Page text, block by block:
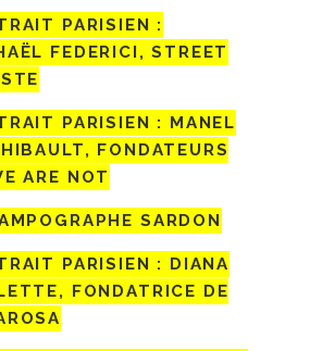
PARISIEN :
FEDERICI, STREET
PARISIEN : MANEL
FONDATEURS
ARE NOT
SARDON
PARISIEN : DIANA
FONDATRICE DE